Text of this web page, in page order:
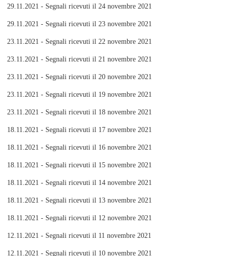
29.11.2021 - Segnali ricevuti il 24 novembre 2021
29.11.2021 - Segnali ricevuti il 23 novembre 2021
23.11.2021 - Segnali ricevuti il 22 novembre 2021
23.11.2021 - Segnali ricevuti il 21 novembre 2021
23.11.2021 - Segnali ricevuti il 20 novembre 2021
23.11.2021 - Segnali ricevuti il 19 novembre 2021
23.11.2021 - Segnali ricevuti il 18 novembre 2021
18.11.2021 - Segnali ricevuti il 17 novembre 2021
18.11.2021 - Segnali ricevuti il 16 novembre 2021
18.11.2021 - Segnali ricevuti il 15 novembre 2021
18.11.2021 - Segnali ricevuti il 14 novembre 2021
18.11.2021 - Segnali ricevuti il 13 novembre 2021
18.11.2021 - Segnali ricevuti il 12 novembre 2021
12.11.2021 - Segnali ricevuti il 11 novembre 2021
12.11.2021 - Segnali ricevuti il 10 novembre 2021